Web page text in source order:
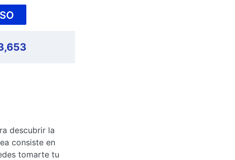
descubrir la
consiste en
tomarte tu